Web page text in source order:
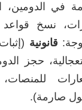
في الدومين،
نسخ قواعد
قانونية
حجز
للمنصات،
صارمة).